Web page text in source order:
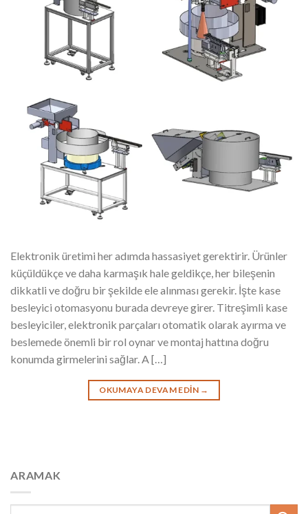
Elektronik üretimi her adımda hassasiyet gerektirir. Ürünler
küçüldükçe ve daha karmaşık hale geldikçe, her bileşenin
dikkatli ve doğru bir şekilde ele alınması gerekir. İşte kase
besleyici otomasyonu burada devreye girer. Titreşimli kase
besleyiciler, elektronik parçaları otomatik olarak ayırma ve
beslemede önemli bir rol oynar ve montaj hattına doğru
konumda girmelerini sağlar. A […]
OKUMAYA DEVAM EDIN →
ARAMAK